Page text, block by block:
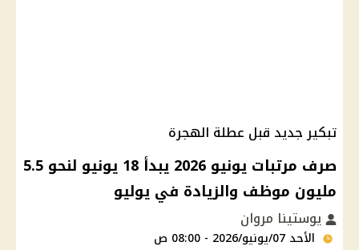
تبكير جديد قبل عطلة الهجرة
صرف مرتبات يونيو 2026 يبدأ 18 يونيو لنحو 5.5
مليون موظف والزيادة في يوليو
يوستينا مروان
الأحد 07/يونيو/2026 - 08:00 ص